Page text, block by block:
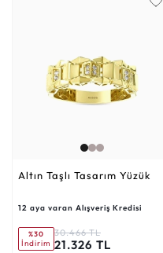
Altın Taşlı Tasarım Yüzük
12 aya varan Alışveriş Kredisi
%30
İndirim
30.466 TL
21.326 TL